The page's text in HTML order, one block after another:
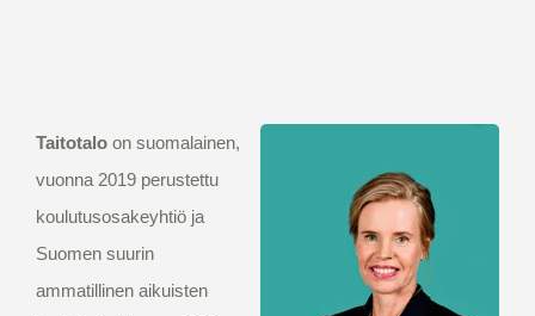
Taitotalo on suomalainen,
vuonna 2019 perustettu
koulutusosakeyhtiö ja
Suomen suurin
ammatillinen aikuisten